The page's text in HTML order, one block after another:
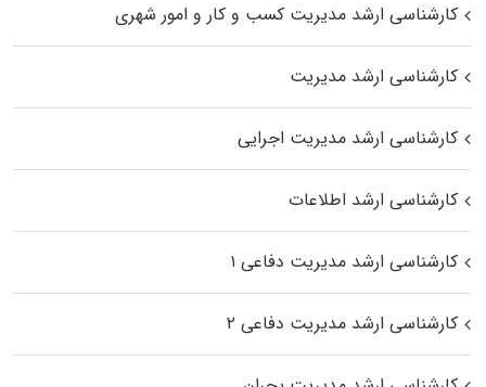
کارشناسی ارشد مدیریت کسب و کار و امور شهری
کارشناسی ارشد مدیریت
کارشناسی ارشد مدیریت اجرایی
کارشناسی ارشد اطلاعات
کارشناسی ارشد مدیریت دفاعی ۱
کارشناسی ارشد مدیریت دفاعی ۲